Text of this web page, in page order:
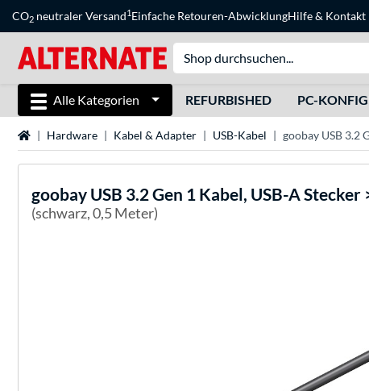
CO2 neutraler Versand1Einfache Retouren-AbwicklungHilfe& Kontakt
Alle Kategorien REFURBISHED PC-
StartseiteHardware Kabel & Adapter USB-Kabel goobay USB 3.2
goobay USB 3.2 Gen 1 Kabel, USB-A Stecker
(schwarz, 0,5 Meter)